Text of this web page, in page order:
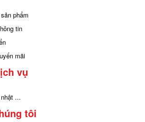
phẩm
tin
mãi
vụ
...
tôi